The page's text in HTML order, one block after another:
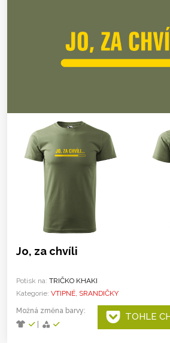
Jo, za chvíli
Potisk na: TRIČKO KHAKI
Kategorie: VTIPNÉ, SRANDIČKY
Možná změna barvy:
TOHLE